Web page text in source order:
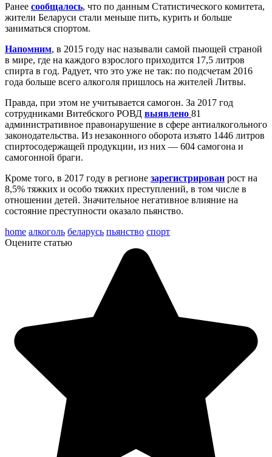
Ранее сообщалось, что по данным Статистического комитета,
жители Беларуси стали меньше пить, курить и больше
заниматься спортом.
Напомним, в 2015 году нас называли самой пьющей страной
в мире, где на каждого взрослого приходится 17,5 литров
спирта в год. Радует, что это уже не так: по подсчетам 2016
года больше всего алкоголя пришлось на жителей Литвы.
Правда, при этом не учитывается самогон. За 2017 год
сотрудниками Витебского РОВД выявлено 81
административное правонарушение в сфере антиалкогольного
законодательства. Из незаконного оборота изъято 1446 литров
спиртосодержащей продукции, из них — 604 самогона и
самогонной браги.
Кроме того, в 2017 году в регионе зарегистрирован рост на
8,5% тяжких и особо тяжких преступлений, в том числе в
отношении детей. Значительное негативное влияние на
состояние преступности оказало пьянство.
home алкоголь беларусь пьянство спорт
Оцените статью